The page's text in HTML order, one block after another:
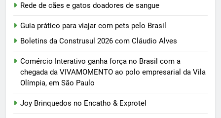
Rede de cães e gatos doadores de sangue
Guia prático para viajar com pets pelo Brasil
Boletins da Construsul 2026 com Cláudio Alves
Comércio Interativo ganha força no Brasil com a
chegada da VIVAMOMENTO ao polo empresarial da Vila
Olímpia, em São Paulo
Joy Brinquedos no Encatho & Exprotel